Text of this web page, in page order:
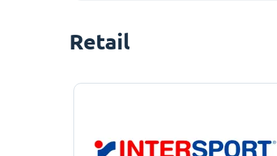
Retail